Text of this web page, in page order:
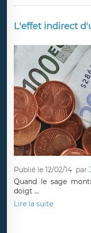
L'effet indirect
Publié le 12/02/14 par
Quand le sage
doigt ...
Lire la suite